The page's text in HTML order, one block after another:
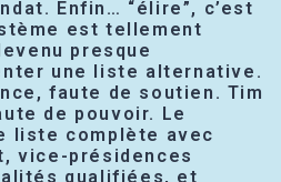
Enfin… “élire”, c’est
est tellement
presque
une liste alternative.
faute de soutien. Tim
de pouvoir. Le
liste complète avec
vice-présidences
qualifiées, et